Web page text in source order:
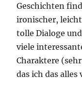
Geschichten
ironischer,
tolle Dialoge
viele
Charaktere
das ich das alles